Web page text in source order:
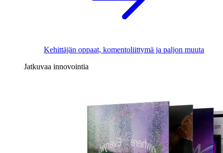
Kehittäjän oppaat, komentoliittymä ja paljon muuta
Jatkuvaa innovointia